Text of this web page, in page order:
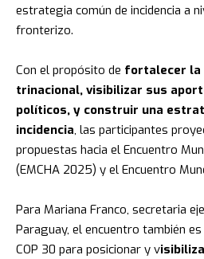
estrategia común de incidencia a
fronterizo.
Con el propósito de fortalecer la
trinacional, visibilizar sus
políticos, y construir una
incidencia, las participantes
propuestas hacia el Encuentro
(EMCHA 2025) y el Encuentro
Para Mariana Franco, secretaria
Paraguay, el encuentro también
COP 30 para posicionar y v